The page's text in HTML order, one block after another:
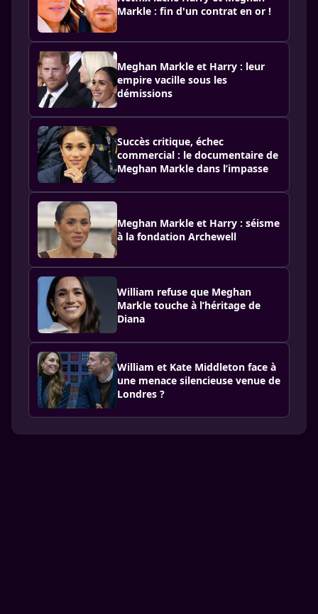
Markle : fin d'un contrat en or !
Meghan Markle et Harry : leur
empire vacille sous les
démissions
Succès critique, échec
commercial : le documentaire de
Meghan Markle dans l’impasse
Meghan Markle et Harry : séisme
à la fondation Archewell
William refuse que Meghan
Markle touche à l’héritage de
Diana
William et Kate Middleton face à
une menace silencieuse venue de
Londres ?